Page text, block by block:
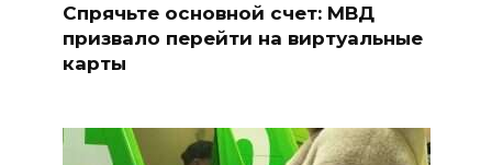
Спрячьте основной счет: МВД
призвало перейти на виртуальные
карты